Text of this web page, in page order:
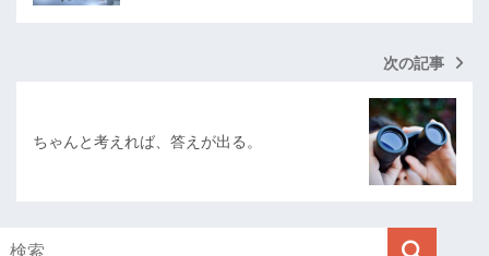
次の記事
ちゃんと考えれば、答えが出る。